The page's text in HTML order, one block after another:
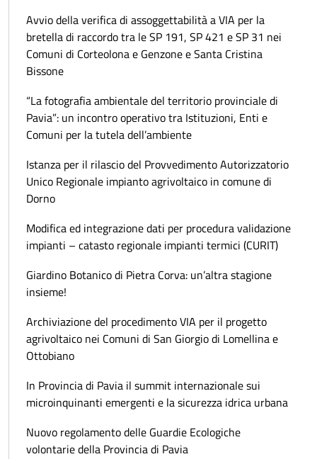
Avvio della verifica di assoggettabilità a VIA per la
bretella di raccordo tra le SP 191, SP 421 e SP 31 nei
Comuni di Corteolona e Genzone e Santa Cristina
Bissone
“La fotografia ambientale del territorio provinciale di
Pavia”: un incontro operativo tra Istituzioni, Enti e
Comuni per la tutela dell’ambiente
Istanza per il rilascio del Provvedimento Autorizzatorio
Unico Regionale impianto agrivoltaico in comune di
Dorno
Modifica ed integrazione dati per procedura validazione
impianti – catasto regionale impianti termici (CURIT)
Giardino Botanico di Pietra Corva: un’altra stagione
insieme!
Archiviazione del procedimento VIA per il progetto
agrivoltaico nei Comuni di San Giorgio di Lomellina e
Ottobiano
In Provincia di Pavia il summit internazionale sui
microinquinanti emergenti e la sicurezza idrica urbana
Nuovo regolamento delle Guardie Ecologiche
volontarie della Provincia di Pavia